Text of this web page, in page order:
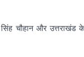
चौहान और उत्तराखंड